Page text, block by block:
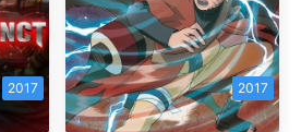
2017 2017